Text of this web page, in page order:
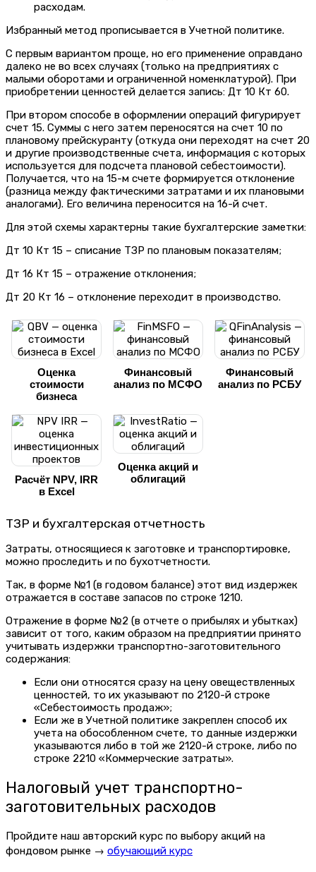
расходам.
Избранный метод прописывается в Учетной политике.
С первым вариантом проще, но его применение оправдано
далеко не во всех случаях (только на предприятиях с
малыми оборотами и ограниченной номенклатурой). При
приобретении ценностей делается запись: Дт 10 Кт 60.
При втором способе в оформлении операций фигурирует
счет 15. Суммы с него затем переносятся на счет 10 по
плановому прейскуранту (откуда они переходят на счет 20
и другие производственные счета, информация с которых
используется для подсчета плановой себестоимости).
Получается, что на 15-м счете формируется отклонение
(разница между фактическими затратами и их плановыми
аналогами). Его величина переносится на 16-й счет.
Для этой схемы характерны такие бухгалтерские заметки:
Дт 10 Кт 15 – списание ТЗР по плановым показателям;
Дт 16 Кт 15 – отражение отклонения;
Дт 20 Кт 16 – отклонение переходит в производство.
Оценка
стоимости
бизнеса
Финансовый
анализ по МСФО
Финансовый
анализ по РСБУ
Расчёт NPV, IRR
в Excel
Оценка акций и
облигаций
ТЗР и бухгалтерская отчетность
Затраты, относящиеся к заготовке и транспортировке,
можно проследить и по бухотчетности.
Так, в форме №1 (в годовом балансе) этот вид издержек
отражается в составе запасов по строке 1210.
Отражение в форме №2 (в отчете о прибылях и убытках)
зависит от того, каким образом на предприятии принято
учитывать издержки транспортно-заготовительного
содержания:
Если они относятся сразу на цену овеществленных
ценностей, то их указывают по 2120-й строке
«Себестоимость продаж»;
Если же в Учетной политике закреплен способ их
учета на обособленном счете, то данные издержки
указываются либо в той же 2120-й строке, либо по
строке 2210 «Коммерческие затраты».
Налоговый учет транспортно-
заготовительных расходов
Пройдите наш авторский курс по выбору акций на
фондовом рынке → обучающий курс